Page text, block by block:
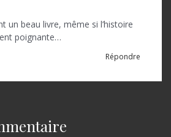
un beau livre, même si l’histoire
poignante…
Répondre